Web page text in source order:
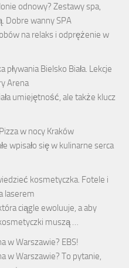
odnowy? Zestawy spa,
Dobre wanny SPA
na relaks i odprężenie w
Bielsko Biała. Lekcje
Arena
umiejętność, ale także klucz
w nocy Kraków
wpisało się w kulinarne serca
kosmetyczka. Fotele i
laserem
ciągle ewoluuje, a aby
muszą …
w Warszawie? EBS!
w Warszawie? To pytanie,